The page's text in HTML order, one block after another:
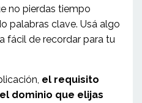
no pierdas tiempo
palabras clave. Usá algo
fácil de recordar para tu
el requisito
dominio que elijas